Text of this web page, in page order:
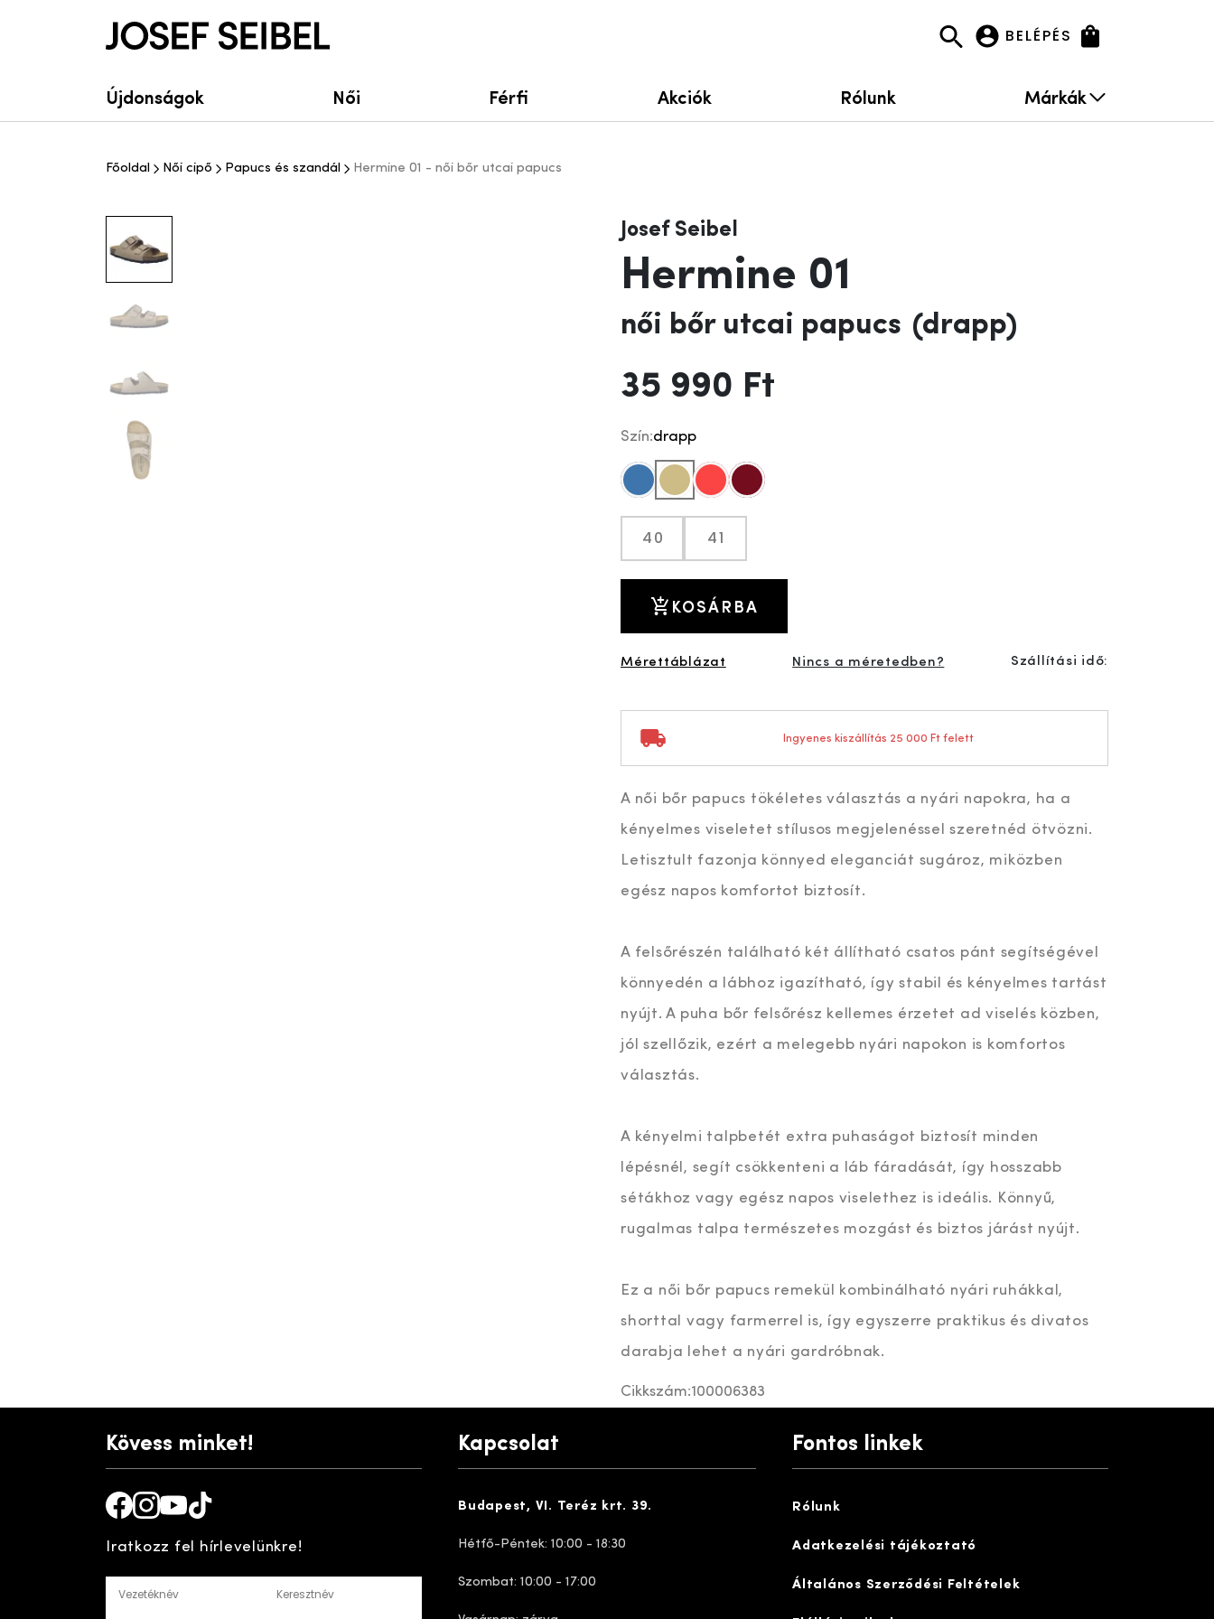
Josef Seibel Webshop BELÉPÉS
Újdonságok Női Férfi Akciók Rólunk Márkák
Főoldal Női cipő Papucs és szandál Hermine 01 - női bőr utcai papucs
Josef Seibel
Hermine 01
női bőr utcai papucs (drapp)
35 990 Ft
Szín:drapp
kék drapppiros bordó
40 41
KOSÁRBA
Mérettáblázat Nincs a méretedben? Szállítási idő:
Ingyenes kiszállítás 25 000 Ft felett
A női bőr papucs tökéletes választás a nyári napokra, ha a
kényelmes viseletet stílusos megjelenéssel szeretnéd ötvözni.
Letisztult fazonja könnyed eleganciát sugároz, miközben
egész napos komfortot biztosít.
A felsőrészén található két állítható csatos pánt segítségével
könnyedén a lábhoz igazítható, így stabil és kényelmes tartást
nyújt. A puha bőr felsőrész kellemes érzetet ad viselés közben,
jól szellőzik, ezért a melegebb nyári napokon is komfortos
választás.
A kényelmi talpbetét extra puhaságot biztosít minden
lépésnél, segít csökkenteni a láb fáradását, így hosszabb
sétákhoz vagy egész napos viselethez is ideális. Könnyű,
rugalmas talpa természetes mozgást és biztos járást nyújt.
Ez a női bőr papucs remekül kombinálható nyári ruhákkal,
shorttal vagy farmerrel is, így egyszerre praktikus és divatos
darabja lehet a nyári gardróbnak.
Cikkszám:100006383
Kövess minket!
Iratkozz fel hírlevelünkre!
Vezetéknév Keresztnév
Kapcsolat
Budapest, VI. Teréz krt. 39.
Hétfő-Péntek: 10:00 - 18:30
Szombat: 10:00 - 17:00
Fontos linkek
Rólunk
Adatkezelési tájékoztató
Általános Szerződési Feltételek